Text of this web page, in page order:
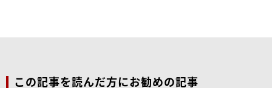
この記事を読んだ方にお勧めの記事